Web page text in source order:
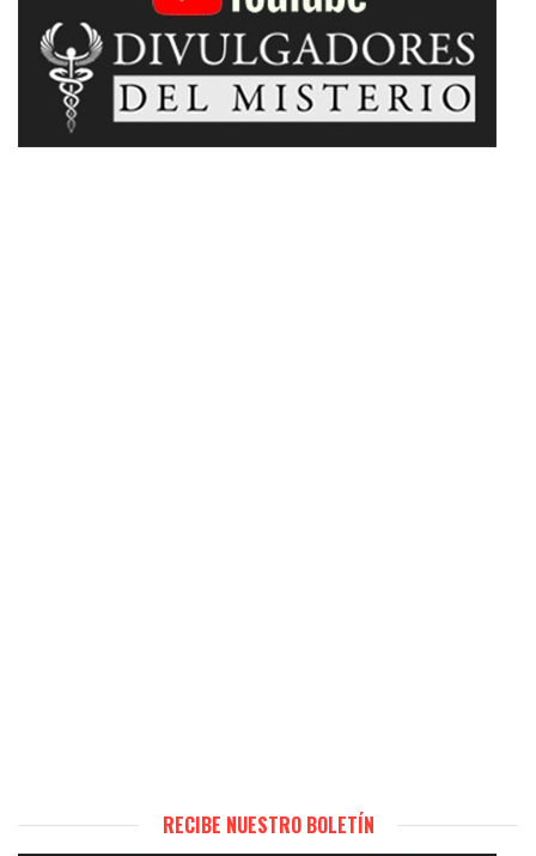
RECIBE NUESTRO BOLETÍN